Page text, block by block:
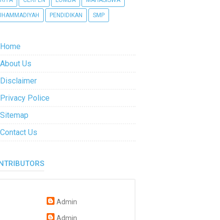
PENDIDIKAN SMP
Home
About Us
Disclaimer
Privacy Police
Sitemap
Contact Us
Admin
Admin